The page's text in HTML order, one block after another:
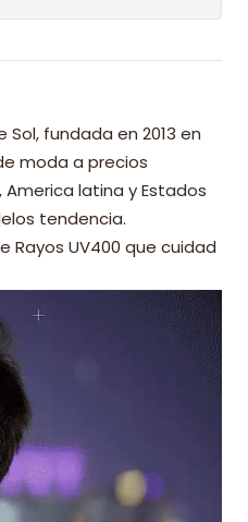
fundada en 2013 en
moda a precios
latina y Estados
tendencia.
UV400 que cuidad